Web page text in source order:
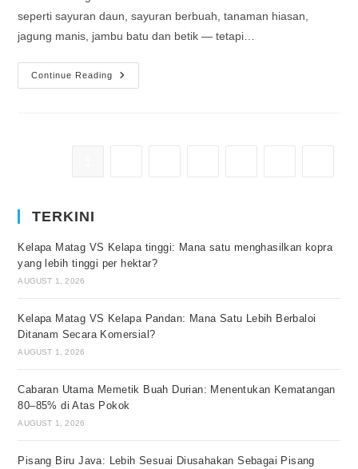
seperti sayuran daun, sayuran berbuah, tanaman hiasan,
jagung manis, jambu batu dan betik — tetapi…
Continue Reading
TERKINI
Kelapa Matag VS Kelapa tinggi: Mana satu menghasilkan kopra
yang lebih tinggi per hektar?
AUGUST 1, 2026
Kelapa Matag VS Kelapa Pandan: Mana Satu Lebih Berbaloi
Ditanam Secara Komersial?
AUGUST 1, 2026
Cabaran Utama Memetik Buah Durian: Menentukan Kematangan
80–85% di Atas Pokok
AUGUST 1, 2026
Pisang Biru Java: Lebih Sesuai Diusahakan Sebagai Pisang